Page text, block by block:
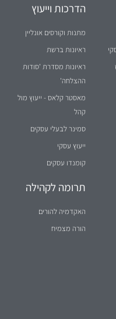
הדרכות וייעוץ
מתנות וקורסים אונליין
ראיונות ברשת
ראיונות מסדרת 'סודות
ההצלחה'
מאסטר קלאס - ייעוץ מול
קהל
סמינר לבעלי עסקים
ייעוץ עסקי
קומנדו עסקים
תרומה לקהילה
האקדמיה להורים
הורה מצמיח